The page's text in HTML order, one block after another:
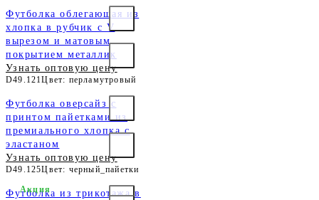
Футболка облегающая из
хлопка в рубчик с V
вырезом и матовым
покрытием металлик
Узнать оптовую цену
D49.121Цвет: перламутровый
Футболка оверсайз с
принтом пайетками из
премиального хлопка с
эластаном
Узнать оптовую цену
D49.125Цвет: черный_пайетки
Футболка из трикотажа в
Акция